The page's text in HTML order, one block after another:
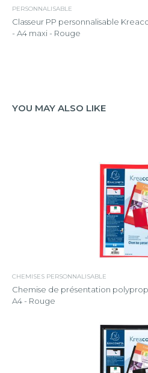
PERSONNALISABLE
Classeur PP personnalisable
- A4 maxi - Rouge
YOU MAY ALSO LIKE
CHEMISES PERSONNALISABLE
Chemise de présentation
A4 - Rouge